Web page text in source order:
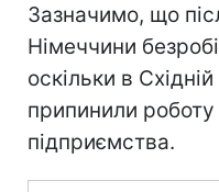
Зазначимо, що
Німеччини
оскільки в
припинили роботу
підприємства.